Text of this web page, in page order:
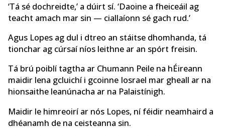
‘Tá sé dochreidte,’ a dúirt sí. ‘Daoine a fheiceáil ag
teacht amach mar sin — ciallaíonn sé gach rud.’
Agus Lopes ag dul i dtreo an stáitse dhomhanda, tá
tionchar ag cúrsaí níos leithne ar an spórt freisin.
Tá brú poiblí tagtha ar Chumann Peile na hÉireann
maidir lena gcluichí i gcoinne Iosrael mar gheall ar na
hionsaithe leanúnacha ar na Palaistínigh.
Maidir le himreoirí ar nós Lopes, ní féidir neamhaird a
dhéanamh de na ceisteanna sin.